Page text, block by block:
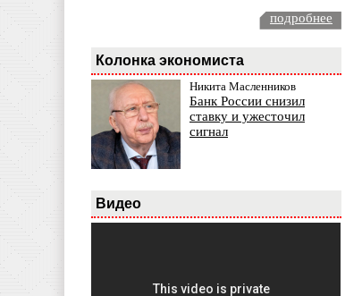
подробнее
Колонка экономиста
Никита Масленников
Банк России снизил
ставку и ужесточил
сигнал
Видео